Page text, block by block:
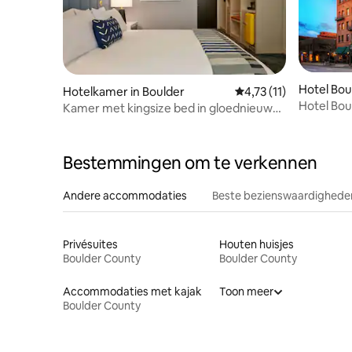
Hotelkamer in Boulder Gemiddelde
4,73 (11)
Kamer met kingsize bed in gloednieuw
Hotel
Hotel
Bestemmingen om te verkennen
Andere accommodaties Beste
Privésuites
Boulder County
Houten huisjes
Boulder County
Accommodaties met kajak
Boulder County
Toon meer